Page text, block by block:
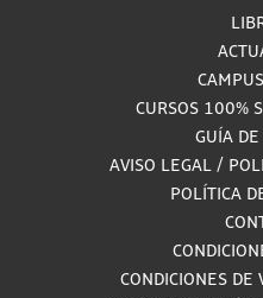
CURSOS 100%
GUÍA DE
AVISO LEGAL /
POLÍTICA
CONDICIONES DE